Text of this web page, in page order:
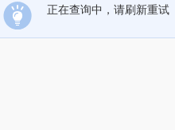
正在查询中，请刷新重试